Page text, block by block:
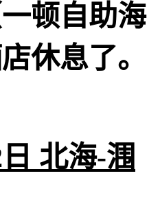
顿自助海
休息了。
北海-涠